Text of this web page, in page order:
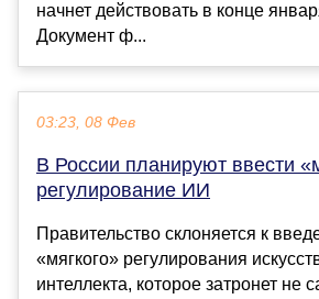
начнет действовать в конце
Документ ф...
03:23, 08 Фев
В России планируют ввести
регулирование ИИ
Правительство склоняется к
«мягкого» регулирования
интеллекта, которое затронет не